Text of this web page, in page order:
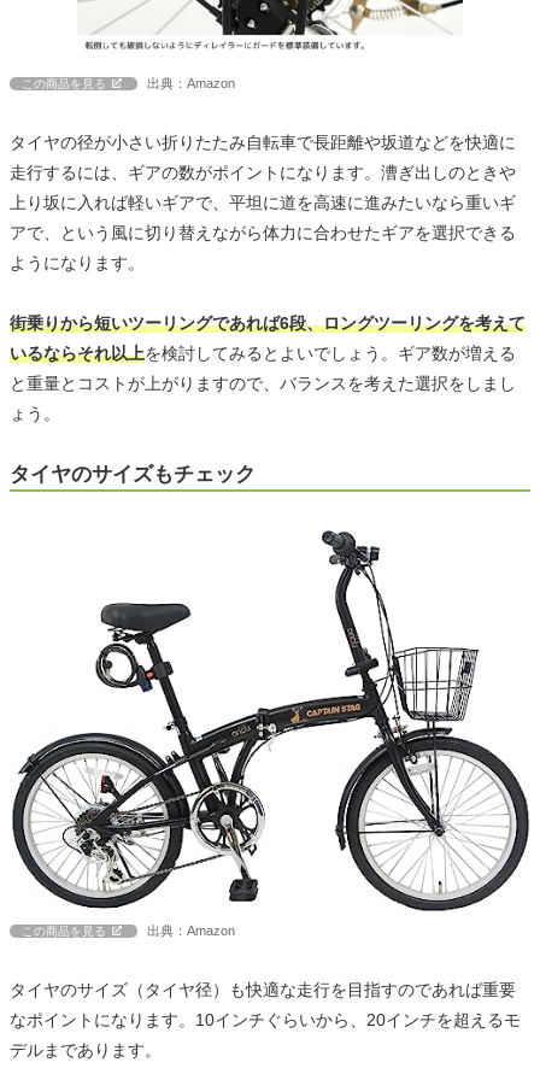
この商品を見る 出典：Amazon
タイヤの径が小さい折りたたみ自転車で長距離や坂道などを快適に
走行するには、ギアの数がポイントになります。漕ぎ出しのときや
上り坂に入れば軽いギアで、平坦に道を高速に進みたいなら重いギ
アで、という風に切り替えながら体力に合わせたギアを選択できる
ようになります。
街乗りから短いツーリングであれば6段、ロングツーリングを考えて
いるならそれ以上を検討してみるとよいでしょう。ギア数が増える
と重量とコストが上がりますので、バランスを考えた選択をしまし
ょう。
タイヤのサイズもチェック
この商品を見る 出典：Amazon
タイヤのサイズ（タイヤ径）も快適な走行を目指すのであれば重要
なポイントになります。10インチぐらいから、20インチを超えるモ
デルまであります。